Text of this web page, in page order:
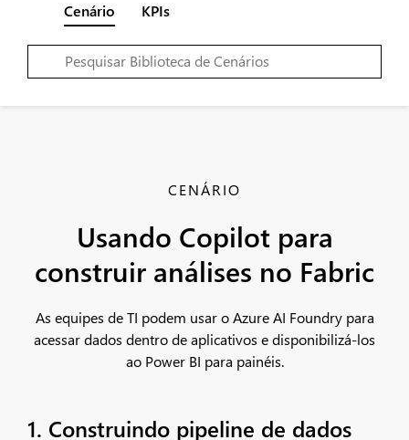
Cenário KPIs
CENÁRIO
Usando Copilot para
construir análises no Fabric
As equipes de TI podem usar o Azure AI Foundry para
acessar dados dentro de aplicativos e disponibilizá-los
ao Power BI para painéis.
1. Construindo pipeline de dados